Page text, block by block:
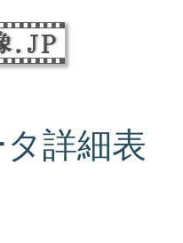
詳細表